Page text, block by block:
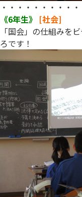
・・・・・・・・・
《6年生》 [社会]
「国会」の仕組みを
ろです！